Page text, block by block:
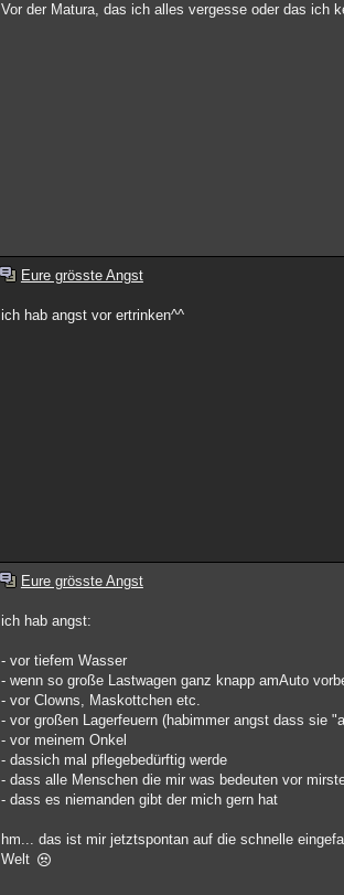
Vor der Matura, das ich alles vergesse oder das ich
Eure grösste Angst
ich hab angst vor ertrinken^^
Eure grösste Angst
ich hab angst:
- vor tiefem Wasser
- wenn so große Lastwagen ganz knapp amAuto
- vor Clowns, Maskottchen etc.
- vor großen Lagerfeuern (habimmer angst dass sie
- vor meinem Onkel
- dassich mal pflegebedürftig werde
- dass alle Menschen die mir was bedeuten vor
- dass es niemanden gibt der mich gern hat
hm... das ist mir jetztspontan auf die schnelle
Welt